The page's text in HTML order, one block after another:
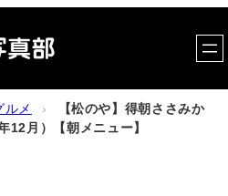
ルメ ›
【松のや】得朝ささみか
12月）【朝メニュー】